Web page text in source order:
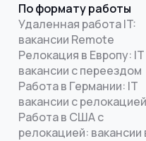
По формату работы
Удаленная работа IT:
вакансии Remote
Релокация в Европу: IT
вакансии с переездом
Работа в Германии: IT
вакансии с релокацией
Работа в США с
релокацией: вакансии